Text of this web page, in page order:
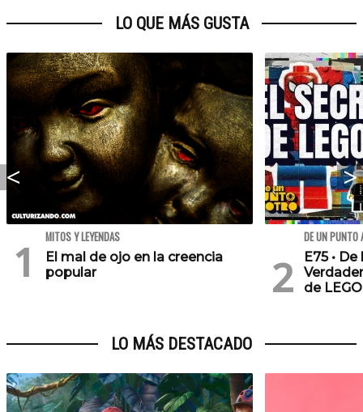
LO QUE MÁS GUSTA
MITOS Y LEYENDAS
El mal de ojo en la creencia
popular
DE UN PUNTO
E75 •
de
LO MÁS DESTACADO